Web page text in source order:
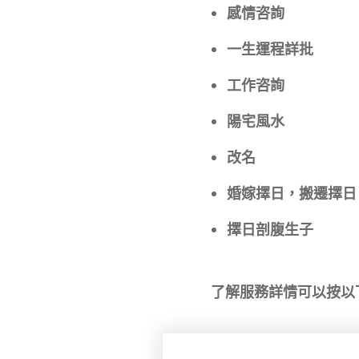
感情咨詢
一生運程詳批
工作咨詢
陽宅風水
改名
婚嫁擇日，搬遷擇日
擇日剖腹生子
了解服務詳情可以按